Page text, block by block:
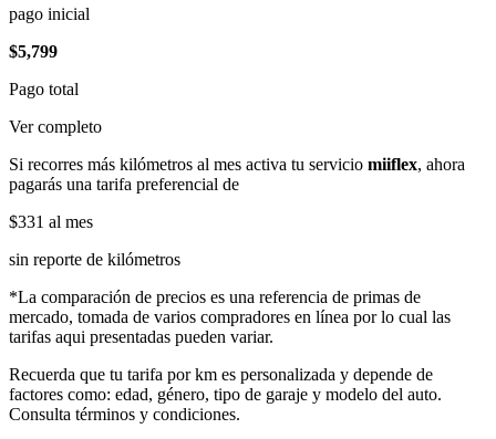
pago inicial
$5,799
Pago total
Ver completo
Si recorres más kilómetros al mes activa tu servicio miiflex, ahora
pagarás una tarifa preferencial de
$331 al mes
sin reporte de kilómetros
*La comparación de precios es una referencia de primas de
mercado, tomada de varios compradores en línea por lo cual las
tarifas aqui presentadas pueden variar.
Recuerda que tu tarifa por km es personalizada y depende de
factores como: edad, género, tipo de garaje y modelo del auto.
Consulta términos y condiciones.